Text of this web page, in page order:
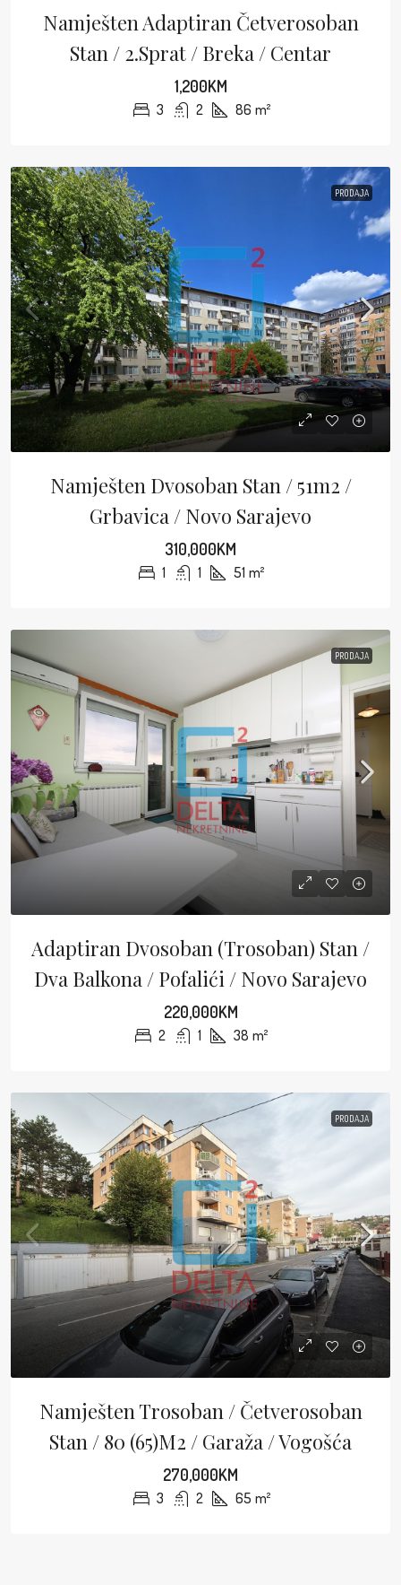
Namješten Adaptiran Četverosoban
Stan / 2.sprat / Breka / Centar
1,200KM
3 2 86 m²
PRODAJA
Namješten Dvosoban Stan / 51m2 /
Grbavica / Novo Sarajevo
310,000KM
1 1 51 m²
PRODAJA
Adaptiran Dvosoban (trosoban) Stan /
Dva Balkona / Pofalići / Novo Sarajevo
220,000KM
2 1 38 m²
PRODAJA
Namješten Trosoban / Četverosoban
Stan / 80 (65)m2 / Garaža / Vogošća
270,000KM
3 2 65 m²